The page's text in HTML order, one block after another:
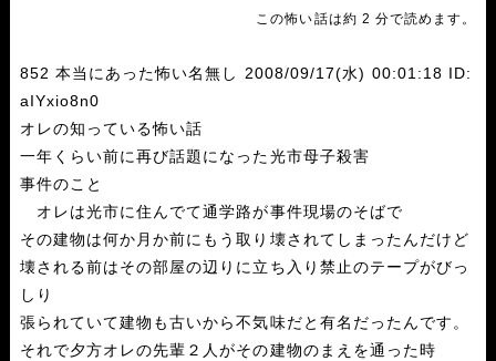
e
b
o
k
e
a
この怖い話は約 2 分で読めます。
852 本当にあった怖い名無し 2008/09/17(水) 00:01:18 ID:
aIYxio8n0
オレの知っている怖い話
一年くらい前に再び話題になった光市母子殺害
事件のこと
オレは光市に住んでて通学路が事件現場のそばで
その建物は何か月か前にもう取り壊されてしまったんだけど
壊される前はその部屋の辺りに立ち入り禁止のテープがびっ
しり
張られていて建物も古いから不気味だと有名だったんです。
それで夕方オレの先輩２人がその建物のまえを通った時